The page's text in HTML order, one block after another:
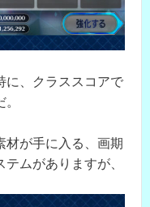
に、クラススコアで
材が手に入る、画期
テムがありますが、